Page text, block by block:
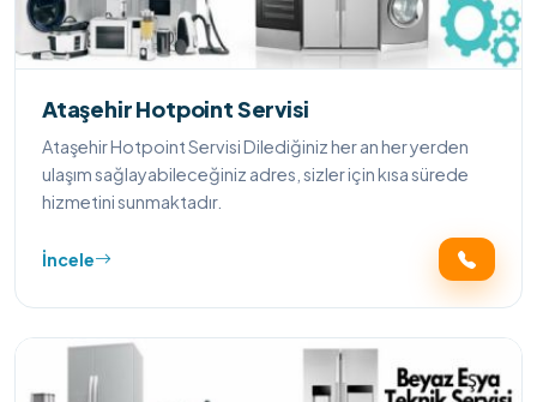
Ataşehir Hotpoint Servisi
Ataşehir Hotpoint Servisi Dilediğiniz her an her yerden
ulaşım sağlayabileceğiniz adres, sizler için kısa sürede
hizmetini sunmaktadır.
İncele